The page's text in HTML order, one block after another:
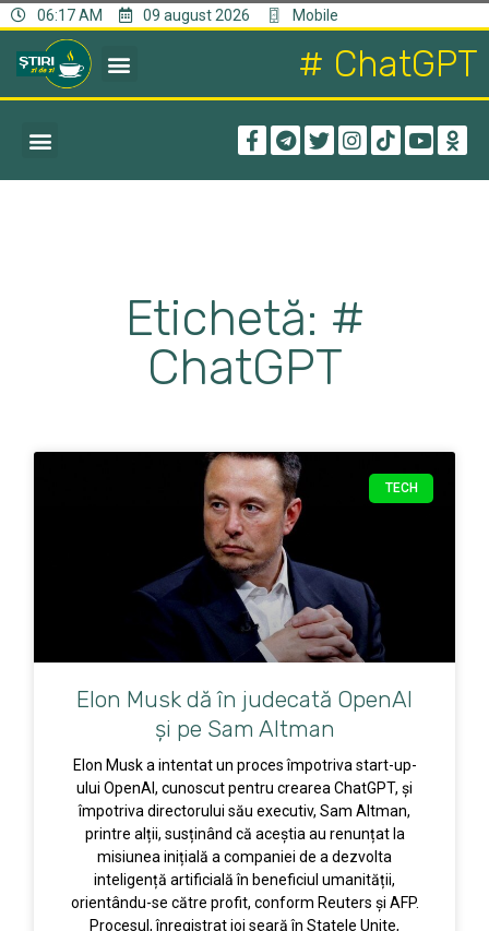
06:17 AM 09 august 2026 Mobile
# ChatGPT
Etichetă: #
ChatGPT
TECH
Elon Musk dă în judecată OpenAI
și pe Sam Altman
Elon Musk a intentat un proces împotriva start-up-
ului OpenAI, cunoscut pentru crearea ChatGPT, și
împotriva directorului său executiv, Sam Altman,
printre alții, susținând că aceștia au renunțat la
misiunea inițială a companiei de a dezvolta
inteligență artificială în beneficiul umanității,
orientându-se către profit, conform Reuters și AFP.
Procesul, înregistrat joi seară în Statele Unite,